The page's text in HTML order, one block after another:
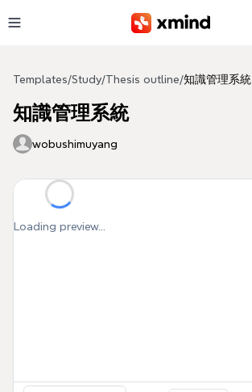
Templates/Study/Thesis outline/知識管理系統
知識管理系統
wobushimuyang
Loading preview...